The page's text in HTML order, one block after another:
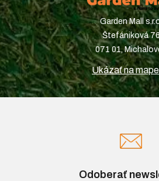
Garden Mall
Štefániková
071 01,
Ukázať na
Odoberať